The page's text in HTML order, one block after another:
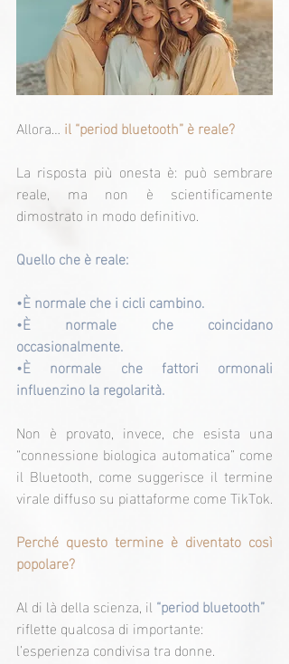
Allora… il “period bluetooth” è reale?
La risposta più onesta è: può sembrare
reale, ma non è scientificamente
dimostrato in modo definitivo.
Quello che è reale:
•È normale che i cicli cambino.
•È normale che coincidano
occasionalmente.
•È normale che fattori ormonali
influenzino la regolarità.
Non è provato, invece, che esista una
“connessione biologica automatica” come
il Bluetooth, come suggerisce il termine
virale diffuso su piattaforme come TikTok.
Perché questo termine è diventato così
popolare?
Al di là della scienza, il “period bluetooth”
riflette qualcosa di importante:
l’esperienza condivisa tra donne.